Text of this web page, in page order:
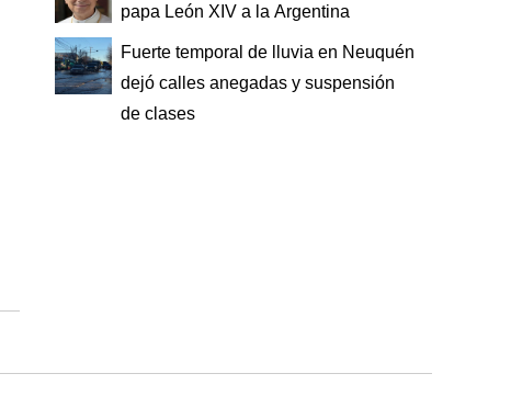
papa León XIV a la Argentina
Fuerte temporal de lluvia en Neuquén
dejó calles anegadas y suspensión
de clases